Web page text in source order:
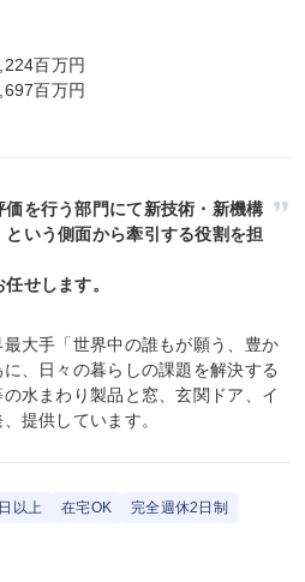
百万円
百万円
を行う部門にて新技術・新機構
いう側面から牽引する役割を担
せします。
大手「世界中の誰もが願う、豊か
、日々の暮らしの課題を解決する
水まわり製品と窓、玄関ドア、イ
提供しています。
以上 在宅OK
完全週休2日制